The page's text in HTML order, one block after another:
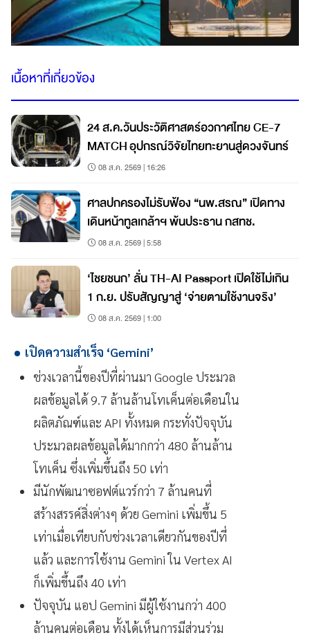
เนื้อหาที่เกี่ยวข้อง
24 ส.ค.วันประวัติศาสตร์อวกาศไทย CE-7
MATCH อุปกรณ์วิจัยไทยทะยานสู่ดวงจันทร์
08 ส.ค. 2569 | 16:26
ศาลปกครองไม่รับฟ้อง “นพ.สรณ” เปิดทาง
เดินหน้าทูลเกล้าฯ พ้นประธาน กสทช.
08 ส.ค. 2569 | 5:58
‘ไชยชนก’ ลั่น TH-AI Passport เปิดใช้ไม่เกิน
1 ก.ย. ปรับสัญญาสู่ ‘จ่ายตามใช้งานจริง’
08 ส.ค. 2569 | 1:00
เปิดความสำเร็จ ‘Gemini’
ช่วงเวลานี้ของปีที่ผ่านมา Google ประมวล
ผลข้อมูลได้ 9.7 ล้านล้านโทเค็นต่อเดือนใน
ผลิตภัณฑ์และ API ทั้งหมด กระทั่งปัจจุบัน
ประมวลผลข้อมูลได้มากกว่า 480 ล้านล้าน
โทเค็น ซึ่งเพิ่มขึ้นถึง 50 เท่า
มีนักพัฒนาซอฟต์แวร์กว่า 7 ล้านคนที่
สร้างสรรค์สิ่งต่างๆ ด้วย Gemini เพิ่มขึ้น 5
เท่าเมื่อเทียบกับช่วงเวลาเดียวกันของปีที่
แล้ว และการใช้งาน Gemini ใน Vertex AI
ก็เพิ่มขึ้นถึง 40 เท่า
ปัจจุบัน แอป Gemini มีผู้ใช้งานกว่า 400
ล้านคนต่อเดือน ทั้งได้เห็นการมีส่วนร่วม